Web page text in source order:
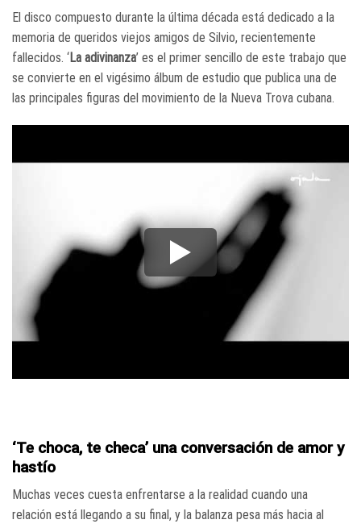
El disco compuesto durante la última década está dedicado a la
memoria de queridos viejos amigos de Silvio, recientemente
fallecidos. ‘La adivinanza’ es el primer sencillo de este trabajo que
se convierte en el vigésimo álbum de estudio que publica una de
las principales figuras del movimiento de la Nueva Trova cubana.
‘Te choca, te checa’ una conversación de amor y
hastío
Muchas veces cuesta enfrentarse a la realidad cuando una
relación está llegando a su final, y la balanza pesa más hacia al